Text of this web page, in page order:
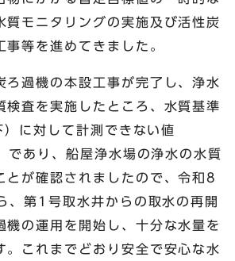
質モニタリングの実施及び活性炭
事等を進めてきました。
ろ過機の本設工事が完了し、浄水
検査を実施したところ、水質基準
に対して計測できない値
であり、船屋浄水場の浄水の水質
とが確認されましたので、令和8
、第1号取水井からの取水の再開
機の運用を開始し、十分な水量を
。これまでどおり安全で安心な水